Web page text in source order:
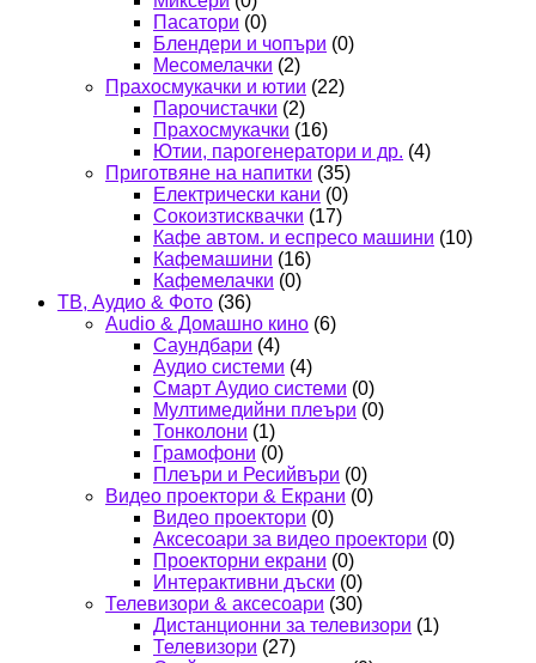
Пасатори (0)
Блендери и чопъри (0)
Месомелачки (2)
Прахосмукачки и ютии (22)
Парочистачки (2)
Прахосмукачки (16)
Ютии, парогенератори и др. (4)
Приготвяне на напитки (35)
Електрически кани (0)
Сокоизтисквачки (17)
Кафе автом. и еспресо машини (10)
Кафемашини (16)
Кафемелачки (0)
ТВ, Аудио & Фото (36)
Audio & Домашно кино (6)
Саундбари (4)
Аудио системи (4)
Смарт Аудио системи (0)
Мултимедийни плеъри (0)
Тонколони (1)
Грамофони (0)
Плеъри и Ресийвъри (0)
Видео проектори & Екрани (0)
Видео проектори (0)
Аксесоари за видео проектори (0)
Проекторни екрани (0)
Интерактивни дъски (0)
Телевизори & аксесоари (30)
Дистанционни за телевизори (1)
Телевизори (27)